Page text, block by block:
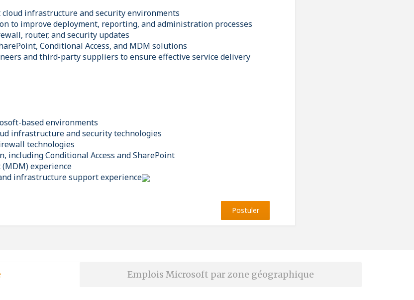
infrastructure and security environments
to improve deployment, reporting, and administration processes
router, and security updates
Conditional Access, and MDM solutions
and third-party suppliers to ensure effective service delivery
based environments
infrastructure and security technologies
technologies
including Conditional Access and SharePoint
experience
infrastructure support experience
Postuler
Emplois Microsoft par zone géographique